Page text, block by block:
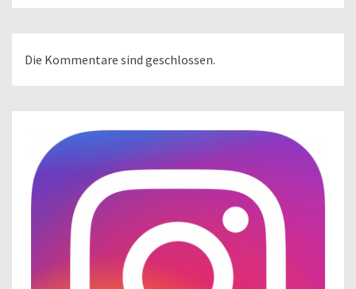
Die Kommentare sind geschlossen.